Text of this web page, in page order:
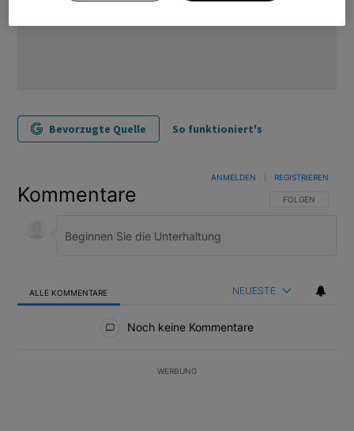
Bevorzugte Quelle So funktioniert's
Kommentare FOLGE DIESER
FOLGEN
ANMELDEN REGISTRIEREN
ALLE KOMMENTARE NEUESTE
Noch keine Kommentare
WERBUNG